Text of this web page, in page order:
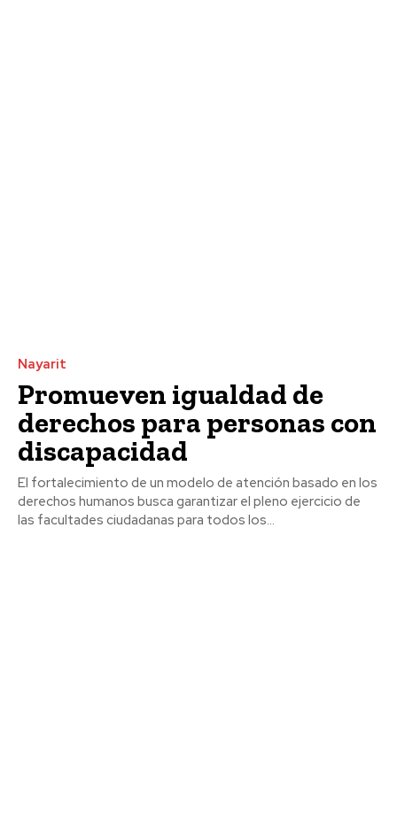
Nayarit
Promueven igualdad de
derechos para personas con
discapacidad
El fortalecimiento de un modelo de atención basado en los
derechos humanos busca garantizar el pleno ejercicio de
las facultades ciudadanas para todos los...